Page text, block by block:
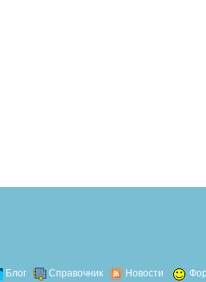
Блог Справочник Новости